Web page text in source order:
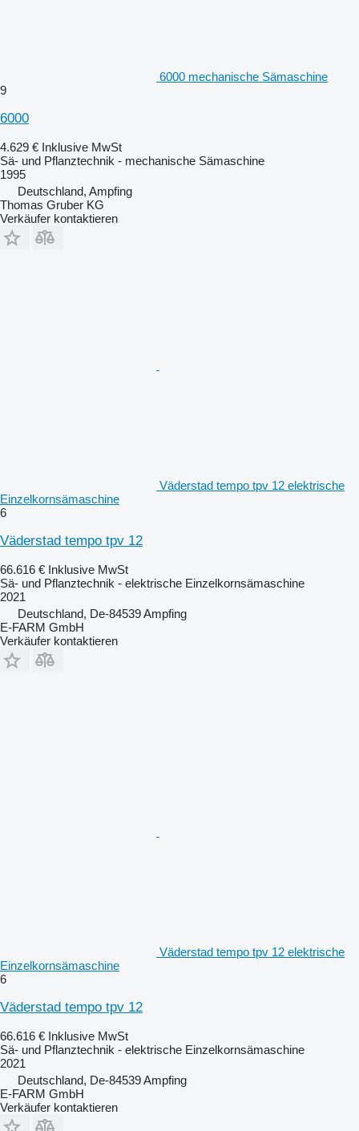
6000 mechanische Sämaschine
9
6000
4.629 € Inklusive MwSt
Sä- und Pflanztechnik - mechanische Sämaschine
1995
Deutschland, Ampfing
Thomas Gruber KG
Verkäufer kontaktieren
Väderstad tempo tpv 12 elektrische
Einzelkornsämaschine
6
Väderstad tempo tpv 12
66.616 € Inklusive MwSt
Sä- und Pflanztechnik - elektrische Einzelkornsämaschine
2021
Deutschland, De-84539 Ampfing
E-FARM GmbH
Verkäufer kontaktieren
Väderstad tempo tpv 12 elektrische
Einzelkornsämaschine
6
Väderstad tempo tpv 12
66.616 € Inklusive MwSt
Sä- und Pflanztechnik - elektrische Einzelkornsämaschine
2021
Deutschland, De-84539 Ampfing
E-FARM GmbH
Verkäufer kontaktieren